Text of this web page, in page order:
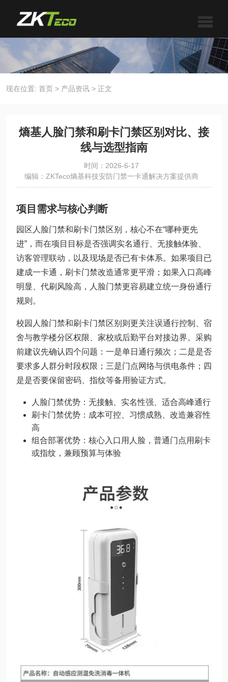
现在位置: 首页 > 产品资讯 > 正文
熵基人脸门禁和刷卡门禁区别对比、接
线与选型指南
时间：2026-6-17
编辑：ZKTeco熵基科技安防门禁一卡通解决方案提供商
项目需求与核心判断
园区人脸门禁和刷卡门禁区别，核心不在“哪种更先
进”，而在项目目标是否强调实名通行、无接触体验、
访客管理联动，以及现场是否已有卡体系。如果项目已
建成一卡通，刷卡门禁改造通常更平滑；如果入口高峰
明显、代刷风险高，人脸门禁更容易建立统一身份通行
规则。
校园人脸门禁和刷卡门禁区别则更关注误通行控制、宿
舍与教学楼分区权限、家校或后勤平台对接边界。采购
前建议先确认四个问题：一是单日通行频次；二是是否
要求多人群分时段权限；三是门点网络与供电条件；四
是是否要保留密码、指纹等备用验证方式。
人脸门禁优势：无接触、实名性强、适合高峰通行
刷卡门禁优势：成本可控、习惯成熟、改造兼容性
高
组合部署优势：核心入口用人脸，普通门点用刷卡
或指纹，兼顾预算与体验